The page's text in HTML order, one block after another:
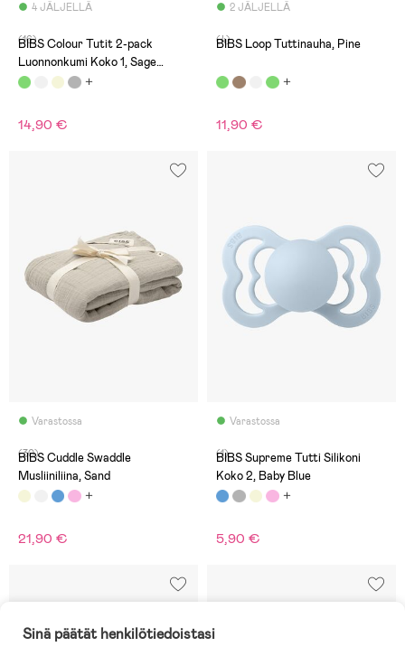
4 JÄLJELLÄ
(16)
BIBS Colour Tutit 2-pack
Luonnonkumi Koko 1, Sage
Glow/Cloud Glow
14,90 €
2 JÄLJELLÄ
(4)
BIBS Loop Tuttinauha, Pine
11,90 €
Varastossa
(30)
BIBS Cuddle Swaddle
Musliiniliina, Sand
21,90 €
Varastossa
(1)
BIBS Supreme Tutti Silikoni
Koko 2, Baby Blue
5,90 €
Sinä päätät henkilötiedoistasi